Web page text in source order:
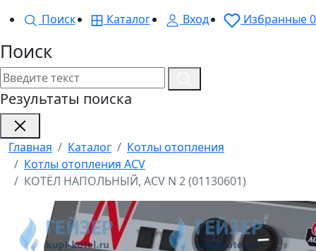
Поиск
Каталог Вход Избранные0
Поиск
Результаты поиска
Главная Каталог
Котлы отопления
Котлы отопления ACV
КОТЁЛ НАПОЛЬНЫЙ, ACV N 2 (01130601)